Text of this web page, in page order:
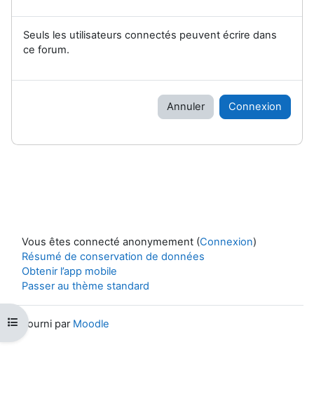
Ouvrir l’index du cours
Seuls les utilisateurs connectés peuvent écrire dans
ce forum.
Annuler Connexion
Vous êtes connecté anonymement (Connexion)
Résumé de conservation de données
Obtenir l’app mobile
Passer au thème standard
Fourni par Moodle